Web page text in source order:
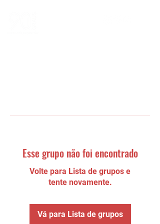
Esse grupo não foi encontrado
Volte para Lista de grupos e
tente novamente.
Vá para Lista de grupos